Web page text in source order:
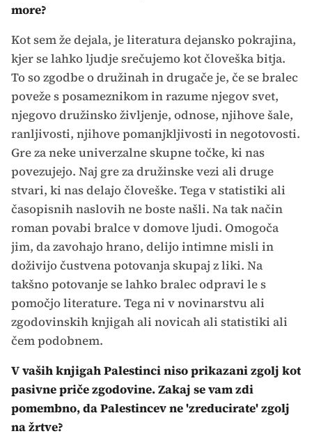
more?
Kot sem že dejala, je literatura dejansko pokrajina,
kjer se lahko ljudje srečujemo kot človeška bitja.
To so zgodbe o družinah in drugače je, če se bralec
poveže s posameznikom in razume njegov svet,
njegovo družinsko življenje, odnose, njihove šale,
ranljivosti, njihove pomanjkljivosti in negotovosti.
Gre za neke univerzalne skupne točke, ki nas
povezujejo. Naj gre za družinske vezi ali druge
stvari, ki nas delajo človeške. Tega v statistiki ali
časopisnih naslovih ne boste našli. Na tak način
roman povabi bralce v domove ljudi. Omogoča
jim, da zavohajo hrano, delijo intimne misli in
doživijo čustvena potovanja skupaj z liki. Na
takšno potovanje se lahko bralec odpravi le s
pomočjo literature. Tega ni v novinarstvu ali
zgodovinskih knjigah ali novicah ali statistiki ali
čem podobnem.
V vaših knjigah Palestinci niso prikazani zgolj kot
pasivne priče zgodovine. Zakaj se vam zdi
pomembno, da Palestincev ne 'zreducirate' zgolj
na žrtve?